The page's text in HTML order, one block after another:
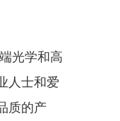
光学和高
人士和爱
质的产